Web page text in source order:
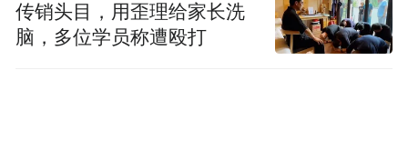
传销头目，用歪理给家长洗
脑，多位学员称遭殴打